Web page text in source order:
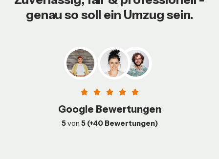
genau so soll ein Umzug sein.
Google Bewertungen
5von 5 (+40 Bewertungen)